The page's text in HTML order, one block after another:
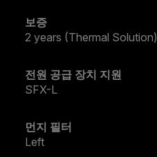
보증
2 years (Thermal Solution)
전원 공급 장치 지원
SFX-L
먼지 필터
Left